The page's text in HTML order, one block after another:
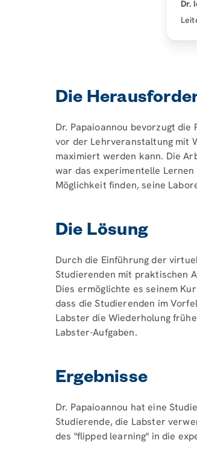
Dr.
Die
Dr. Papaioannou bevorzugt
vor der Lehrveranstaltung mit
maximiert werden kann. Die
war das experimentelle
Möglichkeit finden, seine
Die Lösung
Durch die Einführung der
Studierenden mit praktischen
Dies ermöglichte es seinem
dass die Studierenden im
Labster die Wiederholung
Labster-Aufgaben.
Ergebnisse
Dr. Papaioannou hat eine
Studierende, die Labster
des "flipped learning" in die